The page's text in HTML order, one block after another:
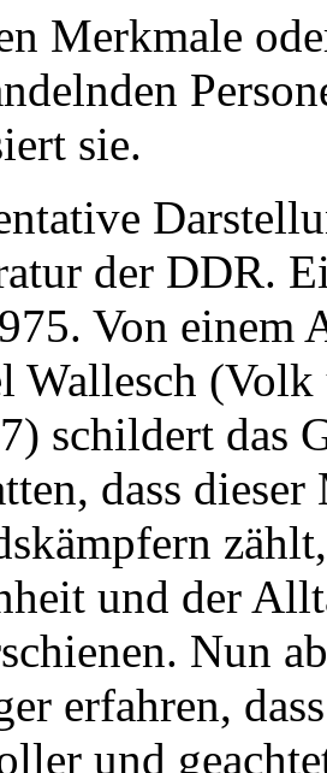
Merkmale
sie.
der DDR.
Von
Wallesch (Volk
schildert das
dass
und der
Nun
erfahren,
und